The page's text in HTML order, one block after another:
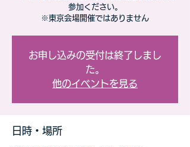
参加ください。
※東京会場開催ではありません
お申し込みの受付は終了しまし
た。
他のイベントを見る
日時・場所